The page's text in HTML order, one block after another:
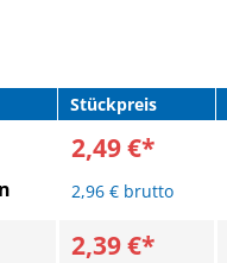
Stückpreis
2,49 €*
2,96 € brutto
2,39 €*